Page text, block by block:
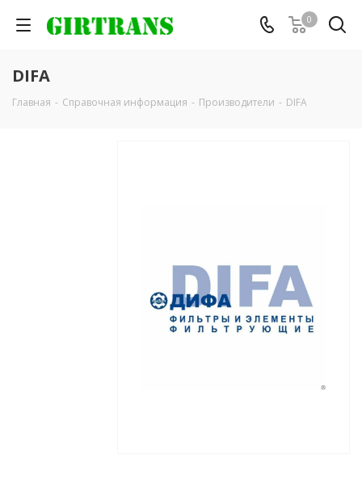
0
DIFA
Главная - Справочная информация - Производители - DIFA